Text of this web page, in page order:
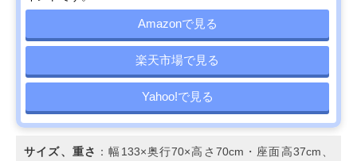
YC6053
スタイル
38cm、48kg
カリモク スタンダ
ードモダン 2人掛
ソファ 幅176.5㎝
UW2002
生活スタイルにあ
わせてカスタムが
可能
高さ69cm・座高
カリモク スタンダ
ードモダン 3人掛
ソファ 幅198cm
自然なS字で首ま
で支えるハイバッ
クの背もたれ
さ93cm・座高
39cm、40kg
Amazonで見る
楽天市場で見る
Yahoo!で見る
サイズ、重さ ：幅133×奥行70×高さ70cm・座面高37cm、